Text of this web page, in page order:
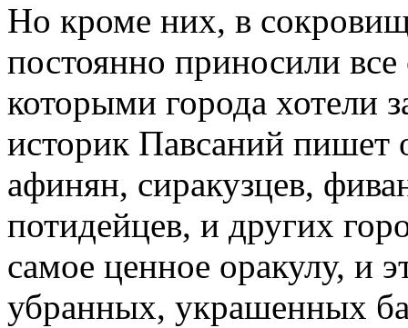
Но кроме них, в
постоянно приносили
которыми города хотели
историк Павсаний пишет
афинян, сиракузцев,
потидейцев, и других
самое ценное оракулу, и
убранных, украшенных